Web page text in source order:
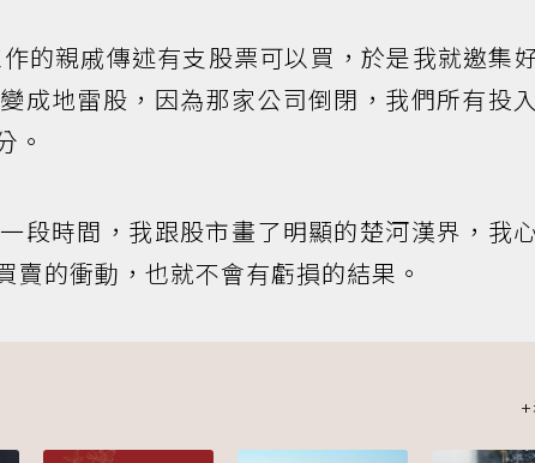
的親戚傳述有支股票可以買，於是我就邀集
成地雷股，因為那家公司倒閉，我們所有投
。
段時間，我跟股市畫了明顯的楚河漢界，我
賣的衝動，也就不會有虧損的結果。